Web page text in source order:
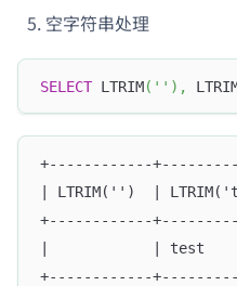
空字符串处理
SELECT LTRIM( '' ) ,
+------------
| LTRIM('')  |
+------------
|            | test
+------------